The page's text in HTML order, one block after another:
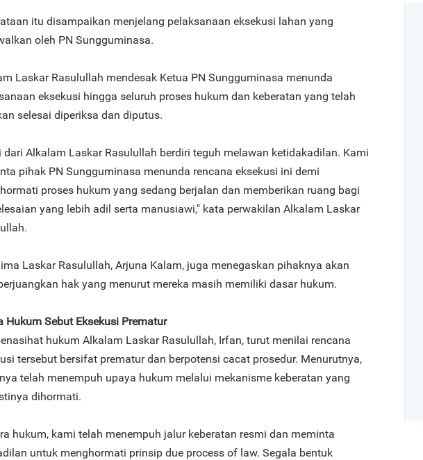
itu disampaikan menjelang pelaksanaan eksekusi lahan yang
oleh PN Sungguminasa.
Laskar Rasulullah mendesak Ketua PN Sungguminasa menunda
eksekusi hingga seluruh proses hukum dan keberatan yang telah
selesai diperiksa dan diputus.
dari Alkalam Laskar Rasulullah berdiri teguh melawan ketidakadilan. Kami
pihak PN Sungguminasa menunda rencana eksekusi ini demi
proses hukum yang sedang berjalan dan memberikan ruang bagi
yang lebih adil serta manusiawi," kata perwakilan Alkalam Laskar
Laskar Rasulullah, Arjuna Kalam, juga menegaskan pihaknya akan
hak yang menurut mereka masih memiliki dasar hukum.
Hukum Sebut Eksekusi Prematur
hukum Alkalam Laskar Rasulullah, Irfan, turut menilai rencana
tersebut bersifat prematur dan berpotensi cacat prosedur. Menurutnya,
telah menempuh upaya hukum melalui mekanisme keberatan yang
dihormati.
hukum, kami telah menempuh jalur keberatan resmi dan meminta
untuk menghormati prinsip due process of law. Segala bentuk